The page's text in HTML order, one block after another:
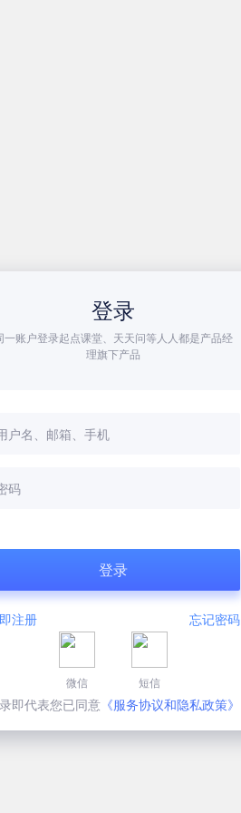
登录
一账户登录起点课堂、天天问等人人都是产品经
理旗下产品
注册 忘记密码
微信 短信
即代表您已同意 《服务协议和隐私政策》